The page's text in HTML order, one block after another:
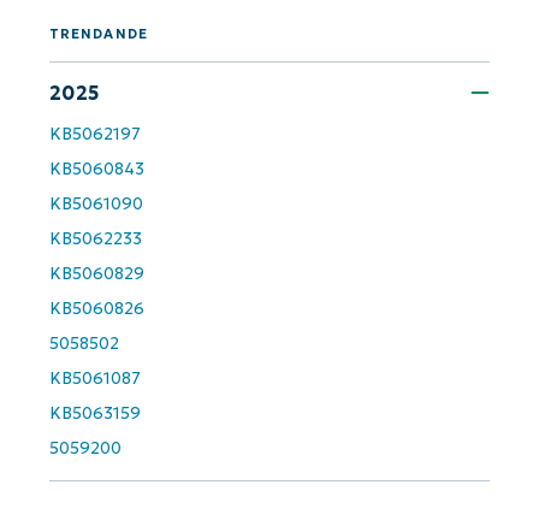
TRENDANDE
2025
KB5062197
KB5060843
KB5061090
KB5062233
KB5060829
KB5060826
5058502
KB5061087
KB5063159
5059200
email*
Country
Company
name*